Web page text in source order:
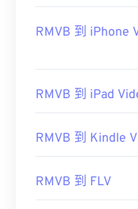
RMVB 到 iPhone
RMVB 到 iPad
RMVB 到 Kindle
RMVB 到 FLV